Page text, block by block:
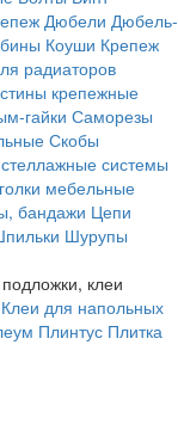
Дюбели Дюбель-
Коуши Крепеж
радиаторов
крепежные
гайки Саморезы
Скобы
системы
мебельные
бандажи Цепи
Шурупы
клеи
Клеи для напольных
Плинтус Плитка